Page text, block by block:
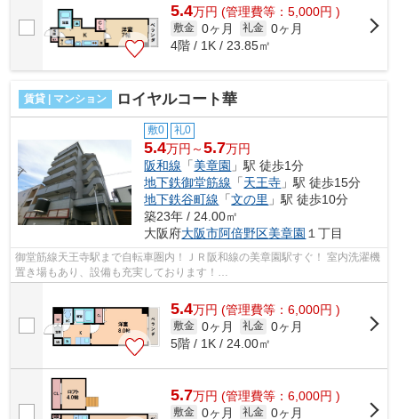
5.4万円 (管理費等：5,000円 )
敷金 0ヶ月 礼金 0ヶ月
4階 / 1K / 23.85㎡
賃貸 | マンション ロイヤルコート華
敷0 礼0
5.4万円～5.7万円
阪和線 「美章園 」駅 徒歩1分
地下鉄御堂筋線 「天王寺 」駅 徒歩15分
地下鉄谷町線 「文の里 」駅 徒歩10分
築23年 / 24.00㎡
大阪府大阪市阿倍野区美章園 １丁目
御堂筋線天王寺駅まで自転車圏内！ＪＲ阪和線の美章園駅すぐ！ 室内洗濯機
置き場もあり、設備も充実しております！
5.4万円 (管理費等：6,000円 )
敷金 0ヶ月 礼金 0ヶ月
5階 / 1K / 24.00㎡
5.7万円 (管理費等：6,000円 )
敷金 0ヶ月 礼金 0ヶ月